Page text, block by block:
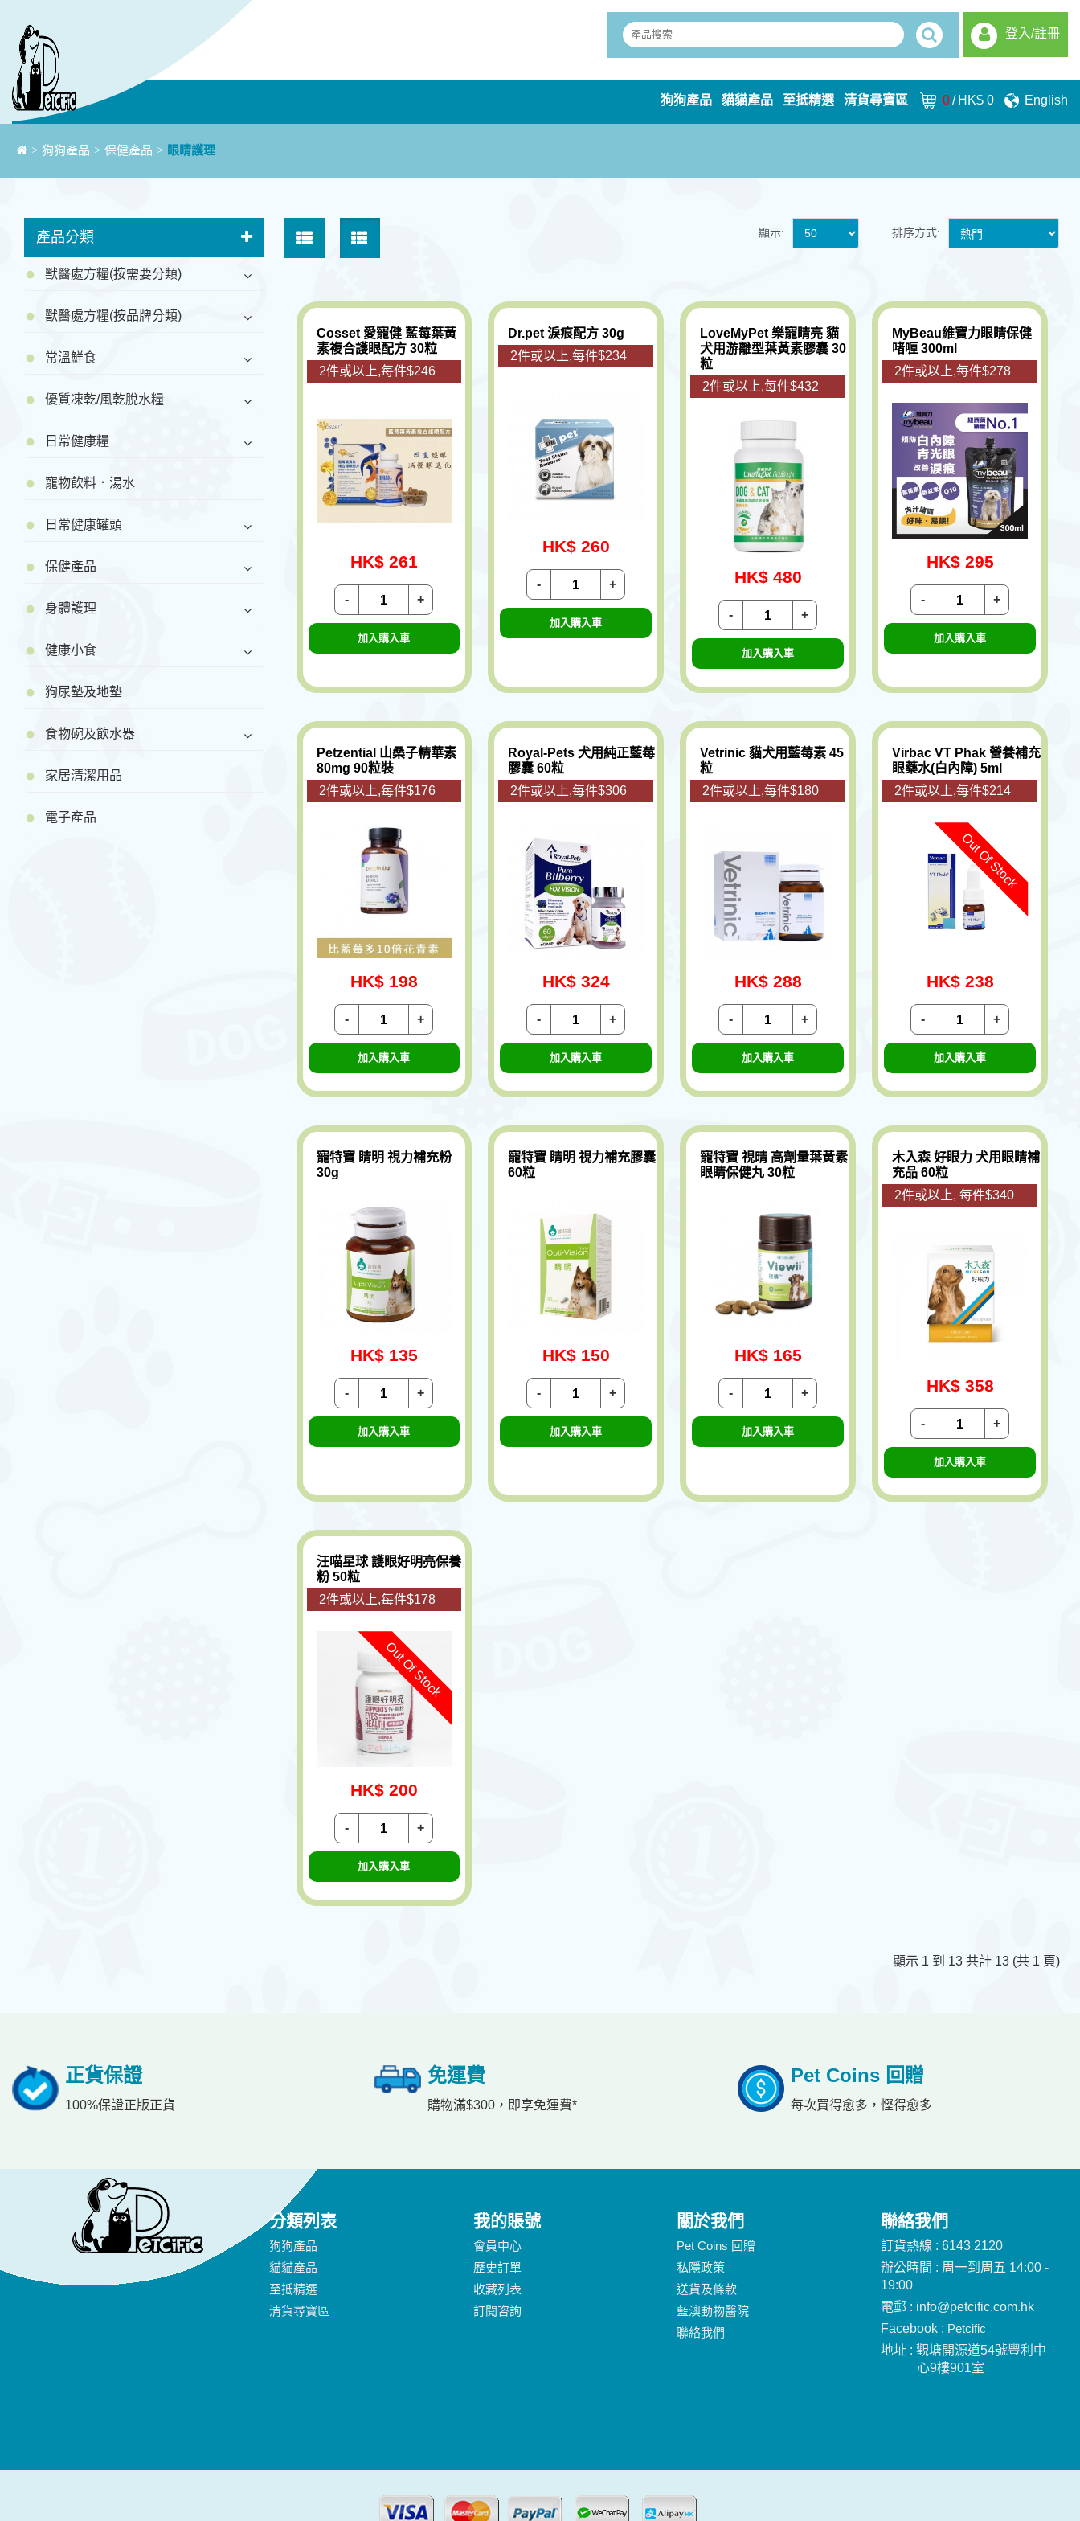
登入/註冊
狗狗產品 貓貓產品 至抵精選 清貨尋寶區 0/ HK$ 0 English
> 狗狗產品 > 保健產品 > 眼睛護理
產品分類
獸醫處方糧(按需要分類)
獸醫處方糧(按品牌分類)
常溫鮮食
優質凍乾/風乾脫水糧
日常健康糧
寵物飲料．湯水
日常健康罐頭
保健產品
身體護理
健康小食
狗尿墊及地墊
食物碗及飲水器
家居清潔用品
電子產品
排序方式:
顯示:
Cosset 愛寵健 藍莓葉黃
素複合護眼配方 30粒
2件或以上,每件$246
HK$ 261
+
-
加入購入車
Dr.pet 淚痕配方 30g
2件或以上,每件$234
HK$ 260
+
-
加入購入車
LoveMyPet 樂寵睛亮 貓
犬用游離型葉黃素膠囊 30
粒
2件或以上,每件$432
HK$ 480
+
-
加入購入車
MyBeau維寶力眼睛保健
啫喱 300ml
2件或以上,每件$278
HK$ 295
+
-
加入購入車
Petzential 山桑子精華素
80mg 90粒裝
2件或以上,每件$176
HK$ 198
+
-
加入購入車
Royal-Pets 犬用純正藍莓
膠囊 60粒
2件或以上,每件$306
HK$ 324
+
-
加入購入車
Vetrinic 貓犬用藍莓素 45
粒
2件或以上,每件$180
HK$ 288
+
-
加入購入車
Virbac VT Phak 營養補充
眼藥水(白內障) 5ml
2件或以上,每件$214
Out Of Stock
HK$ 238
+
-
加入購入車
寵特寶 睛明 視力補充粉
30g
HK$ 135
+
-
加入購入車
寵特寶 睛明 視力補充膠囊
60粒
HK$ 150
+
-
加入購入車
寵特寶 視晴 高劑量葉黃素
眼睛保健丸 30粒
HK$ 165
+
-
加入購入車
木入森 好眼力 犬用眼睛補
充品 60粒
2件或以上, 每件$340
HK$ 358
+
-
加入購入車
汪喵星球 護眼好明亮保養
粉 50粒
2件或以上,每件$178
Out Of Stock
HK$ 200
+
-
加入購入車
顯示 1 到 13 共計 13 (共 1 頁)
正貨保證
100%保證正版正貨
免運費
購物滿$300，即享免運費*
Pet Coins 回贈
每次買得愈多，慳得愈多
分類列表
狗狗產品
貓貓產品
至抵精選
清貨尋寶區
我的賬號
會員中心
歷史訂單
收藏列表
訂閱咨詢
關於我們
Pet Coins 回贈
私隱政策
送貨及條款
藍澳動物醫院
聯絡我們
聯絡我們
訂貨熱線 : 6143 2120
辦公時間 : 周一到周五 14:00 -
19:00
電郵 : info@petcific.com.hk
Facebook : Petcific
地址 : 觀塘開源道54號豐利中
心9樓901室